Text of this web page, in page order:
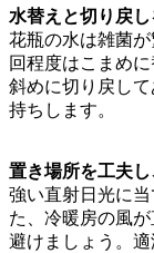
水替えと切り戻
花瓶の水は雑菌
回程度はこまめ
斜めに切り戻し
持ちします。
置き場所を工夫
強い直射日光に
た、冷暖房の風
避けましょう。